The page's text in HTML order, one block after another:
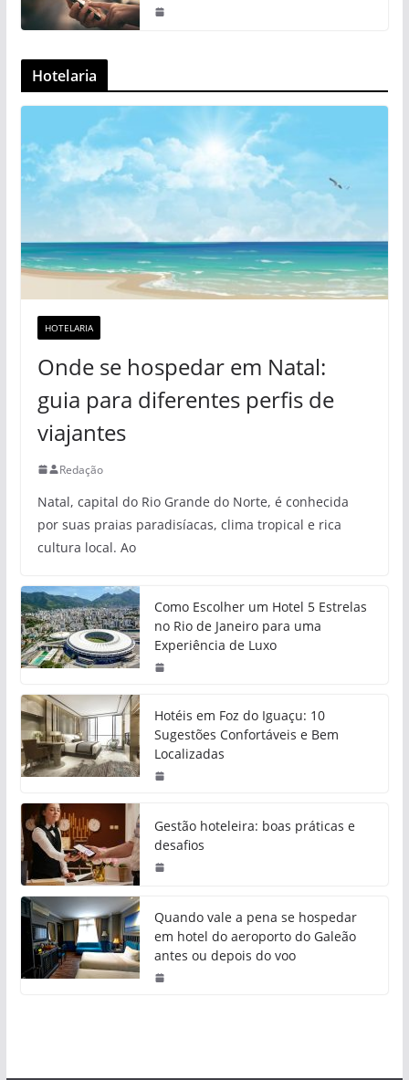
Hotelaria
HOTELARIA
Onde se hospedar em Natal:
guia para diferentes perfis de
viajantes
Redação
Natal, capital do Rio Grande do Norte, é conhecida
por suas praias paradisíacas, clima tropical e rica
cultura local. Ao
Como Escolher um Hotel 5 Estrelas
no Rio de Janeiro para uma
Experiência de Luxo
Hotéis em Foz do Iguaçu: 10
Sugestões Confortáveis e Bem
Localizadas
Gestão hoteleira: boas práticas e
desafios
Quando vale a pena se hospedar
em hotel do aeroporto do Galeão
antes ou depois do voo